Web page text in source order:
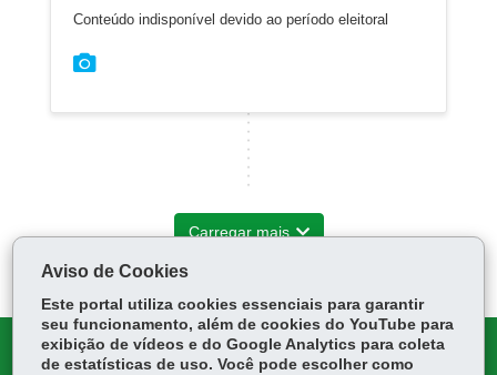
Conteúdo indisponível devido ao período eleitoral
Carregar mais
DENUNCIE CORRUPÇÃO
Aviso de Cookies
Este portal utiliza cookies essenciais para garantir
seu funcionamento, além de cookies do YouTube para
exibição de vídeos e do Google Analytics para coleta
de estatísticas de uso. Você pode escolher como